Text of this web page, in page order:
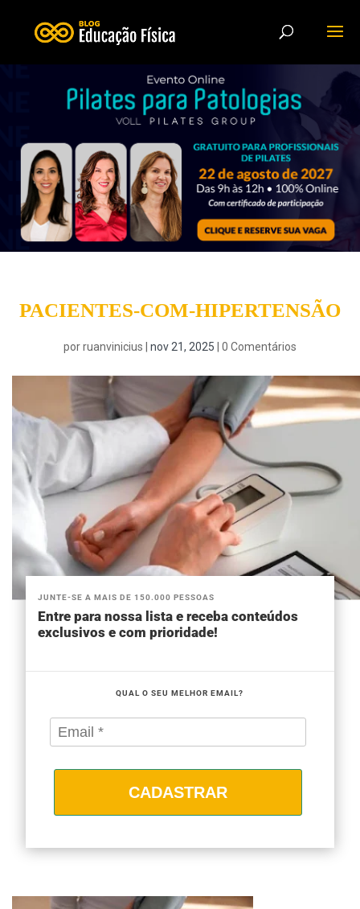
PACIENTES-COM-HIPERTENSÃO
porruanvinicius nov 21, 2025 0 Comentários
JUNTE-SE A MAIS DE 150.000 PESSOAS
Entre para nossa lista e receba conteúdos
exclusivos e com prioridade!
QUAL O SEU MELHOR EMAIL?
CADASTRAR